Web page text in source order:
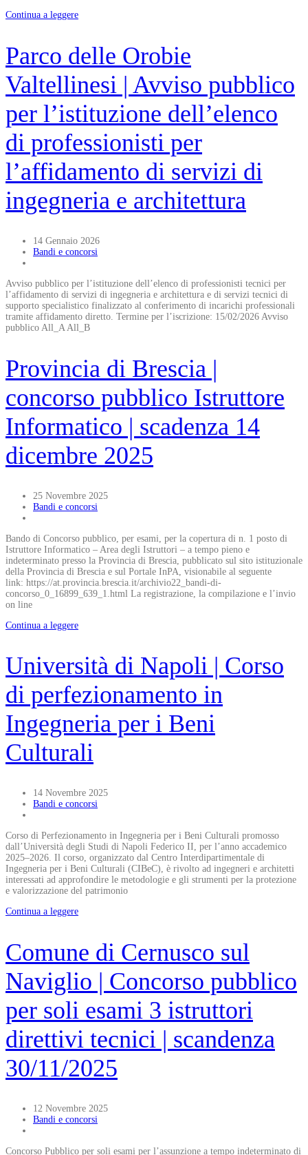
Continua a leggere
Parco delle Orobie
Valtellinesi | Avviso pubblico
per l’istituzione dell’elenco
di professionisti per
l’affidamento di servizi di
ingegneria e architettura
14 Gennaio 2026
Bandi e concorsi
Avviso pubblico per l’istituzione dell’elenco di professionisti tecnici per
l’affidamento di servizi di ingegneria e architettura e di servizi tecnici di
supporto specialistico finalizzato al conferimento di incarichi professionali
tramite affidamento diretto. Termine per l’iscrizione: 15/02/2026 Avviso
pubblico All_A All_B
Provincia di Brescia |
concorso pubblico Istruttore
Informatico | scadenza 14
dicembre 2025
25 Novembre 2025
Bandi e concorsi
Bando di Concorso pubblico, per esami, per la copertura di n. 1 posto di
Istruttore Informatico – Area degli Istruttori – a tempo pieno e
indeterminato presso la Provincia di Brescia, pubblicato sul sito istituzionale
della Provincia di Brescia e sul Portale InPA, visionabile al seguente
link: https://at.provincia.brescia.it/archivio22_bandi-di-
concorso_0_16899_639_1.html La registrazione, la compilazione e l’invio
on line
Continua a leggere
Università di Napoli | Corso
di perfezionamento in
Ingegneria per i Beni
Culturali
14 Novembre 2025
Bandi e concorsi
Corso di Perfezionamento in Ingegneria per i Beni Culturali promosso
dall’Università degli Studi di Napoli Federico II, per l’anno accademico
2025–2026. Il corso, organizzato dal Centro Interdipartimentale di
Ingegneria per i Beni Culturali (CIBeC), è rivolto ad ingegneri e architetti
interessati ad approfondire le metodologie e gli strumenti per la protezione
e valorizzazione del patrimonio
Continua a leggere
Comune di Cernusco sul
Naviglio | Concorso pubblico
per soli esami 3 istruttori
direttivi tecnici | scandenza
30/11/2025
12 Novembre 2025
Bandi e concorsi
Concorso Pubblico per soli esami per l’assunzione a tempo indeterminato di